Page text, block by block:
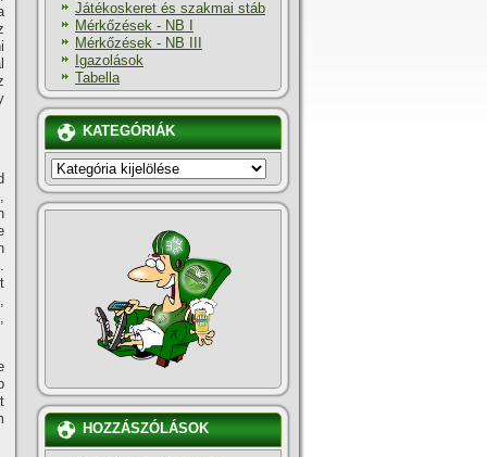
Játékoskeret és szakmai stáb
Mérkőzések - NB I
Mérkőzések - NB III
Igazolások
Tabella
KATEGÓRIÁK
KATEGÓRIÁK
HOZZÁSZÓLÁSOK